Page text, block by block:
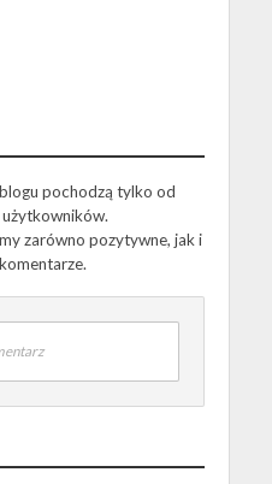
pochodzą tylko od
zarówno pozytywne, jak i